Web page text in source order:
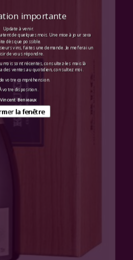
importante
Update à venir.
de quelques mois. Une mise à jour sera
dès que possible.
vins, faites une demande. Je me ferai un
de vous répondre.
mois sont récentes, consultez-les mais là
des ventes au quotidien, consultez moi.
votre compréhension.
votre disposition.
Vincent Benieaux
la fenêtre